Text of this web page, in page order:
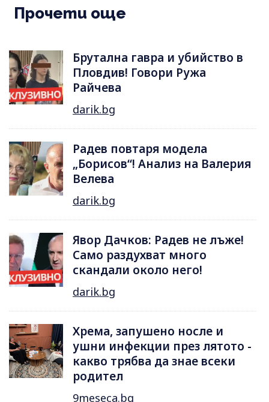
Прочети още
Брутална гавра и убийство в
Пловдив! Говори Ружа
Райчева
darik.bg
Радев повтаря модела
„Борисов“! Анализ на Валерия
Велева
darik.bg
Явор Дачков: Радев не лъже!
Само раздухват много
скандали около него!
darik.bg
Хрема, запушено носле и
ушни инфекции през лятотo -
какво трябва да знае всеки
родител
9meseca.bg